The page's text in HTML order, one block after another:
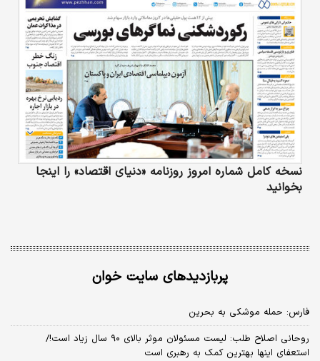
نسخه کامل شماره امروز روزنامه «دنیای‌ اقتصاد» را اینجا
بخوانید
پربازدیدهای سایت خوان
فارس: حمله موشکی به بحرین
روحانی اصلاح طلب: ‌لیست مسئولان موثر بالای ۹۰ سال زیاد است!/
استعفای اینها بهترین کمک به رهبری است